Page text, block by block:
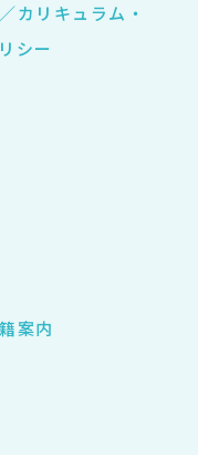
カリキュラム・
シー
案内